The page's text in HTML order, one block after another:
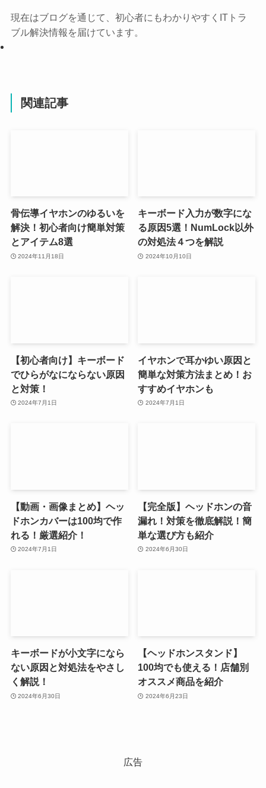
現在はブログを通じて、初心者にもわかりやすくITトラ
ブル解決情報を届けています。
関連記事
骨伝導イヤホンのゆるいを
解決！初心者向け簡単対策
とアイテム8選
2024年11月18日
キーボード入力が数字にな
る原因5選！NumLock以外
の対処法４つを解説
2024年10月10日
【初心者向け】キーボード
でひらがなにならない原因
と対策！
2024年7月1日
イヤホンで耳かゆい原因と
簡単な対策方法まとめ！お
すすめイヤホンも
2024年7月1日
【動画・画像まとめ】ヘッ
ドホンカバーは100均で作
れる！厳選紹介！
2024年7月1日
【完全版】ヘッドホンの音
漏れ！対策を徹底解説！簡
単な選び方も紹介
2024年6月30日
キーボードが小文字になら
ない原因と対処法をやさし
く解説！
2024年6月30日
【ヘッドホンスタンド】
100均でも使える！店舗別
オススメ商品を紹介
2024年6月23日
広告